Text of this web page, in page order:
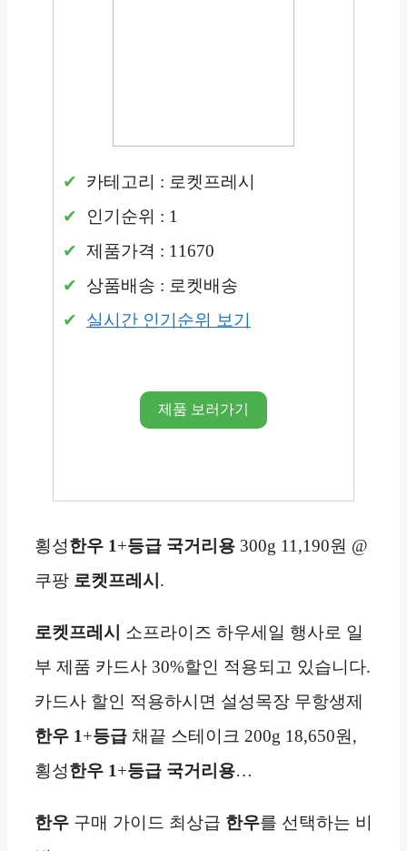
카테고리 : 로켓프레시
인기순위 : 1
제품가격 : 11670
상품배송 : 로켓배송
실시간 인기순위 보기
제품 보러가기
횡성한우 1+등급 국거리용 300g 11,190원 @
쿠팡 로켓프레시 .
로켓프레시
소프라이즈 하우세일 행사로 일
부 제품 카드사 30%할인 적용되고 있습니다.
카드사 할인 적용하시면 설성목장 무항생제
한우 1+등급 채끝 스테이크 200g 18,650원,
횡성한우 1+등급 국거리용…
한우 구매 가이드 최상급 한우를 선택하는 비